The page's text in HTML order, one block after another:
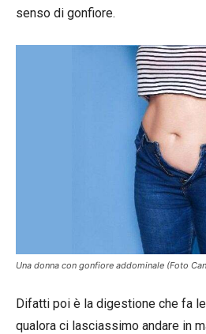
senso di gonfiore.
Una donna con gonfiore addominale (Foto
Difatti poi è la digestione che fa
qualora ci lasciassimo andare in